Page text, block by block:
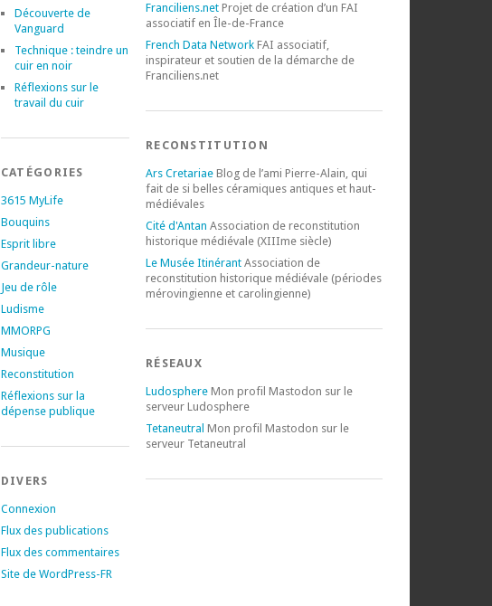
Découverte de
Vanguard
Technique : teindre un
cuir en noir
Réflexions sur le
travail du cuir
CATÉGORIES
3615 MyLife
Bouquins
Esprit libre
Grandeur-nature
Jeu de rôle
Ludisme
MMORPG
Musique
Reconstitution
Réflexions sur la
dépense publique
DIVERS
Connexion
Flux des publications
Flux des commentaires
Site de WordPress-FR
Franciliens.net Projet de création d’un FAI
associatif en Île-de-France
French Data Network FAI associatif,
inspirateur et soutien de la démarche de
Franciliens.net
RECONSTITUTION
Ars Cretariae Blog de l’ami Pierre-Alain, qui
fait de si belles céramiques antiques et haut-
médiévales
Cité d'Antan Association de reconstitution
historique médiévale (XIIIme siècle)
Le Musée Itinérant Association de
reconstitution historique médiévale (périodes
mérovingienne et carolingienne)
RÉSEAUX
Ludosphere Mon profil Mastodon sur le
serveur Ludosphere
Tetaneutral Mon profil Mastodon sur le
serveur Tetaneutral